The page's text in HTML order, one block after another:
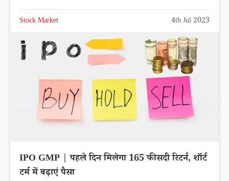
Stock Market 4th Jul 2023
IPO GMP | पहले दिन मिलेगा 165 फीसदी रिटर्न, शॉर्ट
टर्म में बढ़ाएं पैसा